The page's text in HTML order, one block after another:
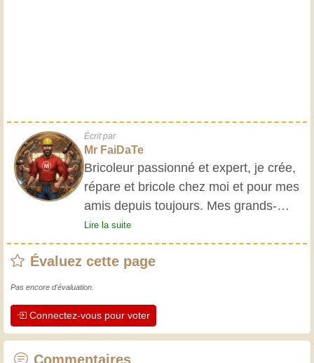
Écrit par
Mr FaiDaTe
Bricoleur passionné et expert, je crée,
répare et bricole chez moi et pour mes
amis depuis toujours. Mes grands-
parents m'ont initié très jeune, et
depuis, j'ai acquis une riche expérience.
L'expérience est essentielle ! Elle nous
professionnels. Apprenons ensemble ;
chaque jour est une occasion de
progresser. Amusez-vous bien !
Lire la suite
Évaluez cette page
Pas encore d'évaluation.
Connectez-vous pour voter
Commentaires